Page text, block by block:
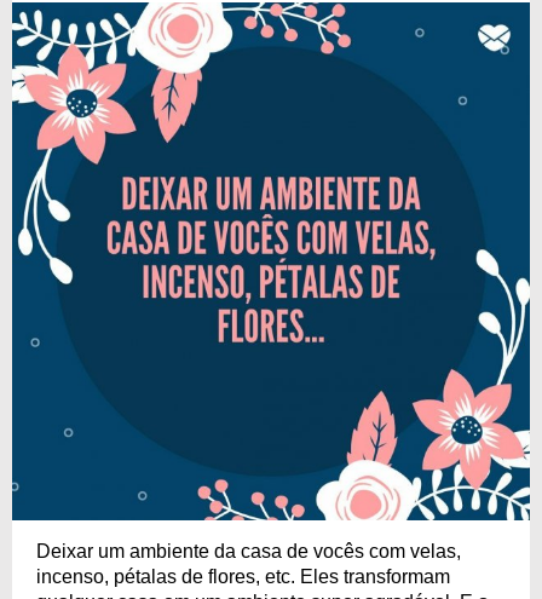
Deixar um ambiente da casa de vocês com velas,
incenso, pétalas de flores, etc. Eles transformam